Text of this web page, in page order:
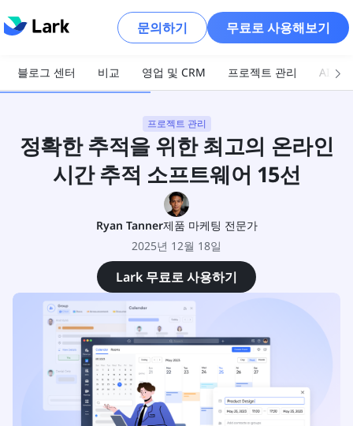
문의하기 무료로 사용해보기
블로그 센터 비교 영업 및 CRM 프로젝트 관리 AI 및
프로젝트 관리
정확한 추적을 위한 최고의 온라인
시간 추적 소프트웨어 15선
Ryan Tanner제품 마케팅 전문가
2025년 12월 18일
Lark 무료로 사용하기